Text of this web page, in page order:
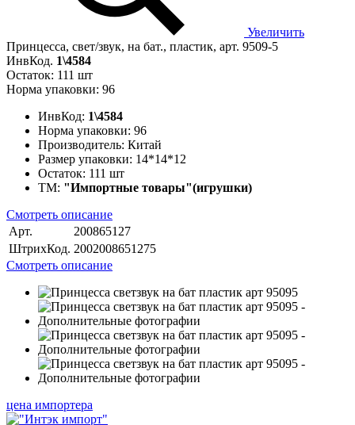
Увеличить
Принцесса, свет/звук, на бат., пластик, арт. 9509-5
ИнвКод. 1\4584
Остаток: 111 шт
Норма упаковки: 96
ИнвКод: 1\4584
Норма упаковки: 96
Производитель: Китай
Размер упаковки: 14*14*12
Остаток: 111 шт
ТМ: "Импортные товары"(игрушки)
Смотреть описание
Арт.
200865127
ШтрихКод. 2002008651275
Смотреть описание
цена импортера